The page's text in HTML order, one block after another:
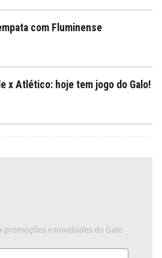
com Fluminense
x Atlético: hoje tem jogo do Galo!
promoções e novidades do Galo